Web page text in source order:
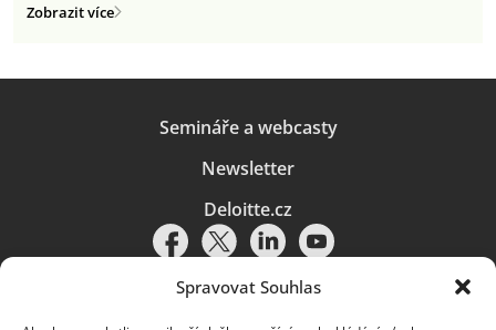
Spravovat Souhlas
Zobrazit více
Semináře a webcasty
Newsletter
Deloitte.cz